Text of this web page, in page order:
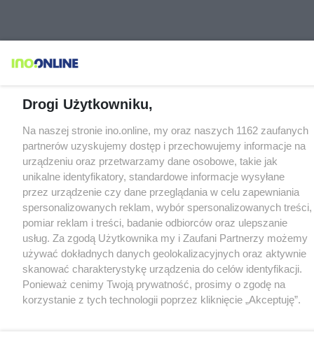
Drogi Użytkowniku,
Na naszej stronie ino.online, my oraz naszych 1162 zaufanych
partnerów uzyskujemy dostęp i przechowujemy informacje na
urządzeniu oraz przetwarzamy dane osobowe, takie jak
unikalne identyfikatory, standardowe informacje wysyłane
przez urządzenie czy dane przeglądania w celu zapewniania
spersonalizowanych reklam, wybór spersonalizowanych treści,
pomiar reklam i treści, badanie odbiorców oraz ulepszanie
usług. Za zgodą Użytkownika my i Zaufani Partnerzy możemy
używać dokładnych danych geolokalizacyjnych oraz aktywnie
skanować charakterystykę urządzenia do celów identyfikacji.
Ponieważ cenimy Twoją prywatność, prosimy o zgodę na
korzystanie z tych technologii poprzez kliknięcie „Akceptuję”.